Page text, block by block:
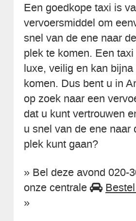
Een goedkope taxi is
vervoersmiddel om
snel van de ene naar
plek te komen. Een
luxe, veilig en kan bijna
komen. Dus bent u in
op zoek naar een
dat u kunt vertrouwen
u snel van de ene naar
plek kunt gaan?
» Bel deze avond 020-
onze centrale
»